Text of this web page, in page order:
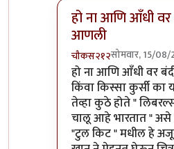
हो ना आणि आँधी वर
आणली
चौकस२१२सोमवार, 15/08/
In reply toसहमतby
हो ना आणि आँधी वर
किंवा किस्सा कुर्सी का
तेव्हा कुठे होते "
चालू आहे भारतात "
"टुल किट " मधील हे